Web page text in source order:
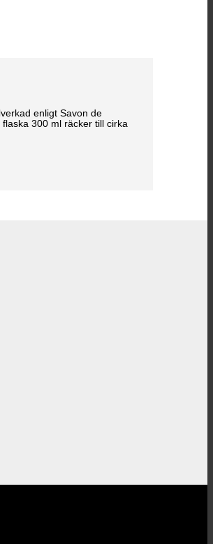
enligt Savon de
300 ml räcker till cirka